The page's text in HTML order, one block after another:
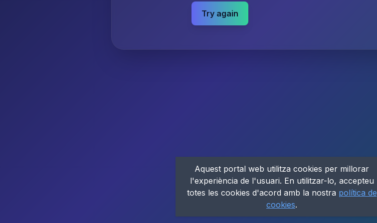
Try again
Aquest portal web utilitza cookies per millorar
l'experiència de l'usuari. En utilitzar-lo, accepteu
totes les cookies d'acord amb la nostra política de
cookies.